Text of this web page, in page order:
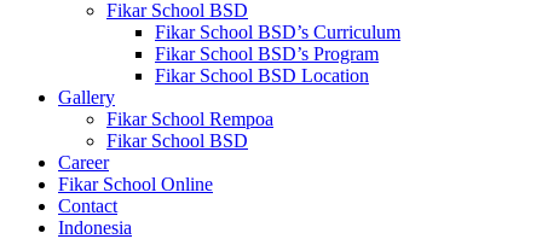
Fikar School BSD
Fikar School BSD’s Curriculum
Fikar School BSD’s Program
Fikar School BSD Location
Gallery
Fikar School Rempoa
Fikar School BSD
Career
Fikar School Online
Contact
Indonesia